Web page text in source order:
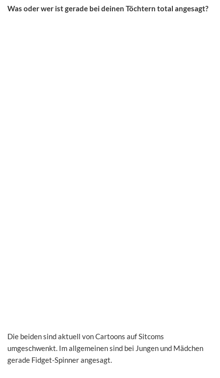
Was oder wer ist gerade bei deinen Töchtern total angesagt?
Die beiden sind aktuell von Cartoons auf Sitcoms
umgeschwenkt. Im allgemeinen sind bei Jungen und Mädchen
gerade Fidget-Spinner angesagt.